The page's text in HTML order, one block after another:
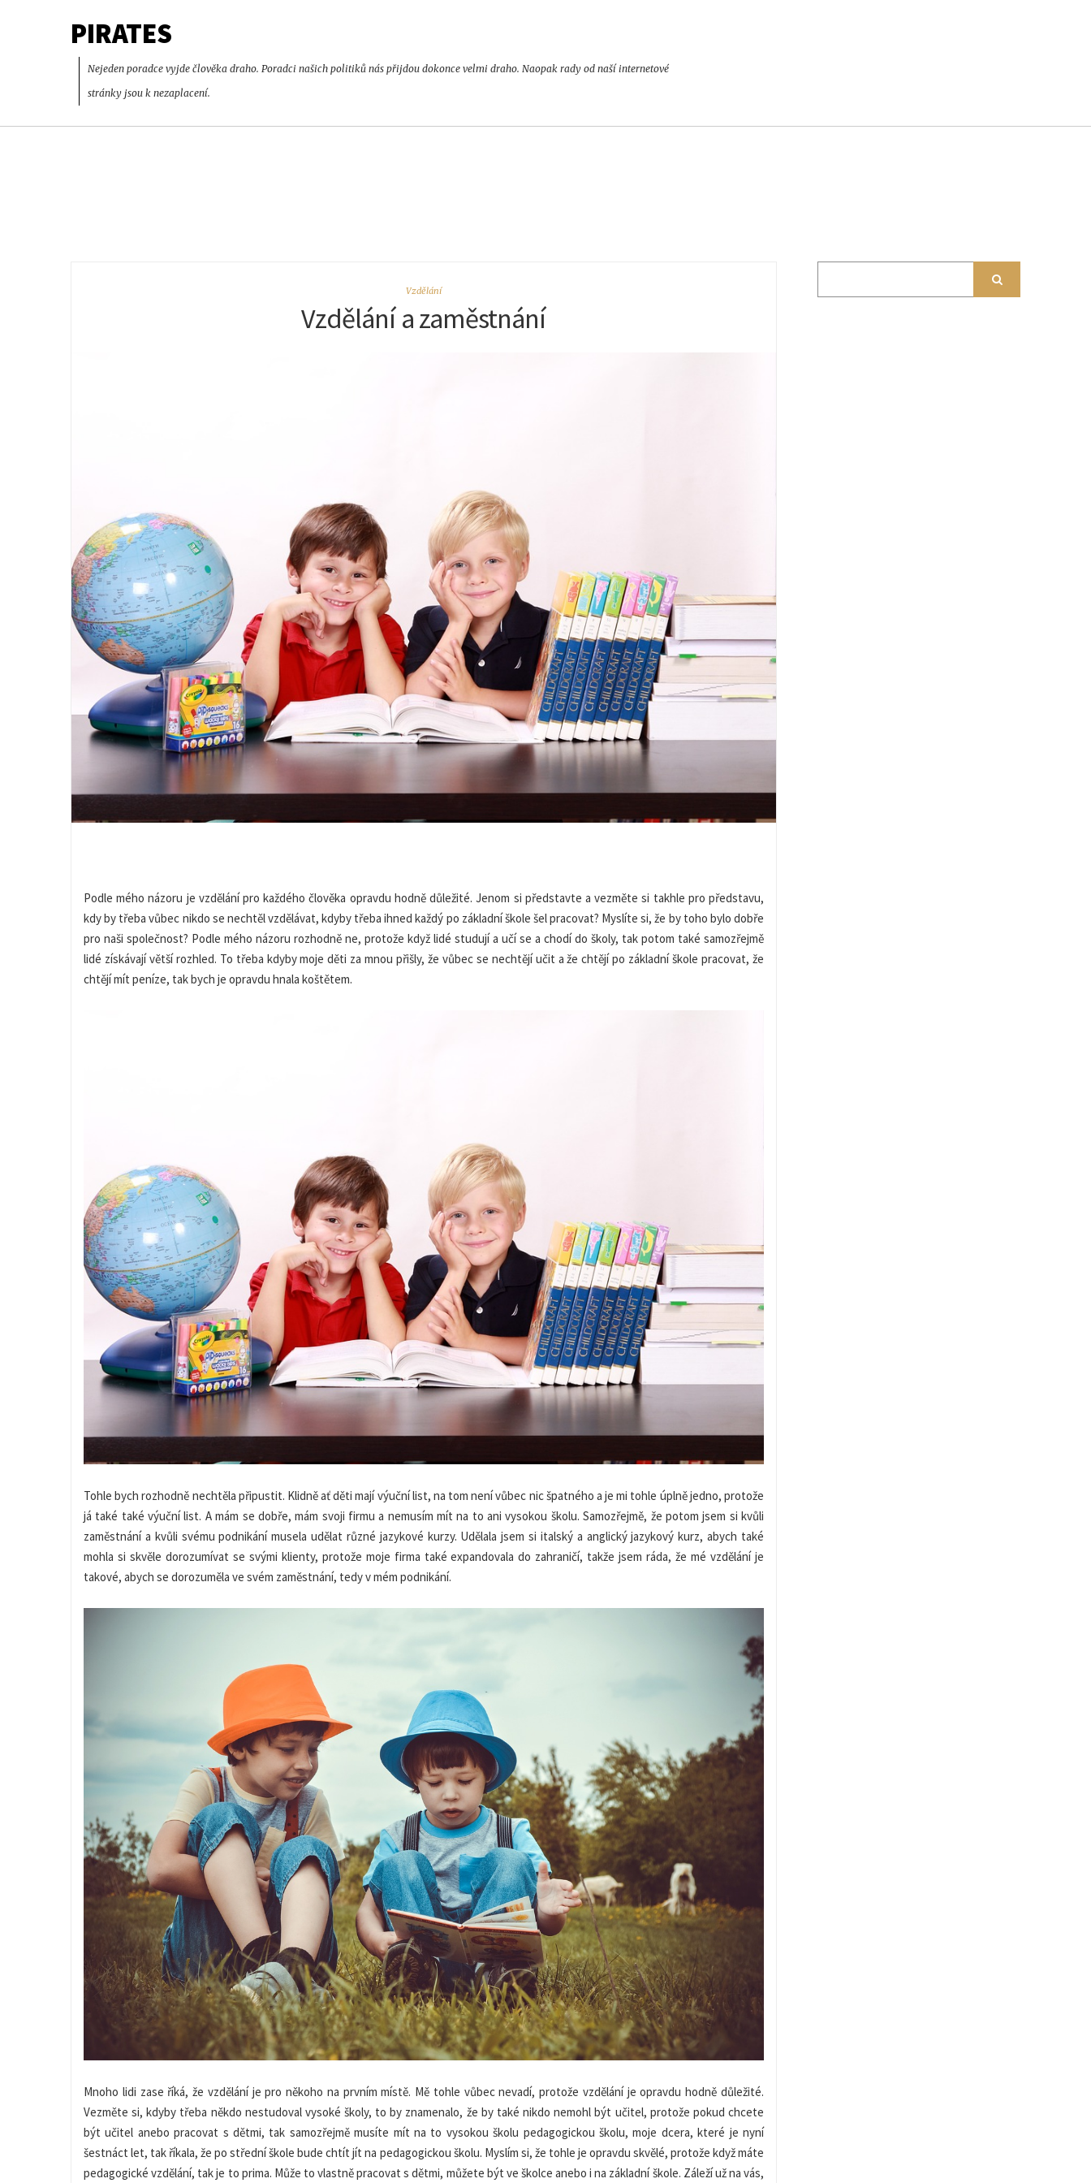
PIRATES
Nejeden poradce vyjde člověka draho. Poradci našich politiků nás přijdou dokonce velmi draho. Naopak rady od naší internetové
stránky jsou k nezaplacení.
Vzdělání
Vzdělání a zaměstnání
Podle mého názoru je vzdělání pro každého člověka opravdu hodně důležité. Jenom si představte a vezměte si takhle pro představu,
kdy by třeba vůbec nikdo se nechtěl vzdělávat, kdyby třeba ihned každý po základní škole šel pracovat? Myslíte si, že by toho bylo dobře
pro naši společnost? Podle mého názoru rozhodně ne, protože když lidé studují a učí se a chodí do školy, tak potom také samozřejmě
lidé získávají větší rozhled. To třeba kdyby moje děti za mnou přišly, že vůbec se nechtějí učit a že chtějí po základní škole pracovat, že
chtějí mít peníze, tak bych je opravdu hnala koštětem.
Tohle bych rozhodně nechtěla připustit. Klidně ať děti mají výuční list, na tom není vůbec nic špatného a je mi tohle úplně jedno, protože
já také také výuční list. A mám se dobře, mám svoji firmu a nemusím mít na to ani vysokou školu. Samozřejmě, že potom jsem si kvůli
zaměstnání a kvůli svému podnikání musela udělat různé jazykové kurzy. Udělala jsem si italský a anglický jazykový kurz, abych také
mohla si skvěle dorozumívat se svými klienty, protože moje firma také expandovala do zahraničí, takže jsem ráda, že mé vzdělání je
takové, abych se dorozuměla ve svém zaměstnání, tedy v mém podnikání.
Mnoho lidi zase říká, že vzdělání je pro někoho na prvním místě. Mě tohle vůbec nevadí, protože vzdělání je opravdu hodně důležité.
Vezměte si, kdyby třeba někdo nestudoval vysoké školy, to by znamenalo, že by také nikdo nemohl být učitel, protože pokud chcete
být učitel anebo pracovat s dětmi, tak samozřejmě musíte mít na to vysokou školu pedagogickou školu, moje dcera, které je nyní
šestnáct let, tak říkala, že po střední škole bude chtít jít na pedagogickou školu. Myslím si, že tohle je opravdu skvělé, protože když máte
pedagogické vzdělání, tak je to prima. Může to vlastně pracovat s dětmi, můžete být ve školce anebo i na základní škole. Záleží už na vás,